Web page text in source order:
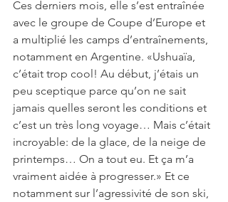
Ces derniers mois, elle s’est entraînée
avec le groupe de Coupe d’Europe et
a multiplié les camps d’entraînements,
notamment en Argentine. «Ushuaïa,
c’était trop cool! Au début, j’étais un
peu sceptique parce qu’on ne sait
jamais quelles seront les conditions et
c’est un très long voyage… Mais c’était
incroyable: de la glace, de la neige de
printemps… On a tout eu. Et ça m’a
vraiment aidée à progresser.» Et ce
notamment sur l’agressivité de son ski,